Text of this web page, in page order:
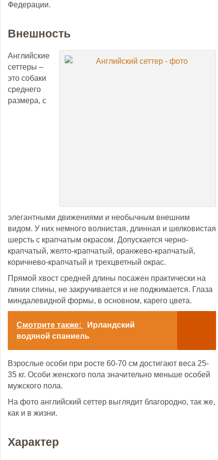
Федерации.
Внешность
Английские
сеттеры –
это собаки
среднего
размера, с
элегантными движениями и необычным внешним
видом. У них немного волнистая, длинная и шелковистая
шерсть с крапчатым окрасом. Допускается черно-
крапчатый, желто-крапчатый, оранжево-крапчатый,
коричнево-крапчатый и трехцветный окрас.
Прямой хвост средней длины посажен практически на
линии спины, не закручивается и не поджимается. Глаза
миндалевидной формы, в основном, карего цвета.
Смотрите также:
Ирландский
водяной спаниель
Взрослые особи при росте 60-70 см достигают веса 25-
35 кг. Особи женского пола значительно меньше особей
мужского пола.
На фото английский сеттер выглядит благородно, так же,
как и в жизни.
Характер